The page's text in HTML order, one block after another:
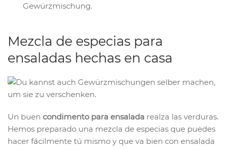
Gewürzmischung.
Mezcla de especias para
ensaladas hechas en casa
Un buen condimento para ensalada realza las verduras.
Hemos preparado una mezcla de especias que puedes
hacer fácilmente tú mismo y que va bien con ensalada